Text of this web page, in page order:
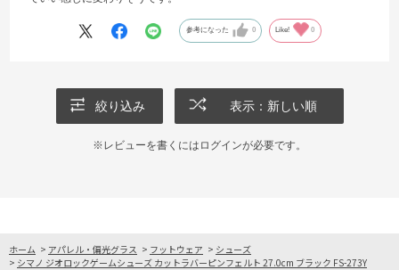
参考になった 0 Like! 0
絞り込み 表示：新しい順
※レビューを書くには ログインが必要です。
ホーム > アパレル・偏光グラス > フットウェア > シューズ
> シマノ ジオロックゲームシューズ カットラバーピンフェルト 27.0cm ブラック FS-273Y